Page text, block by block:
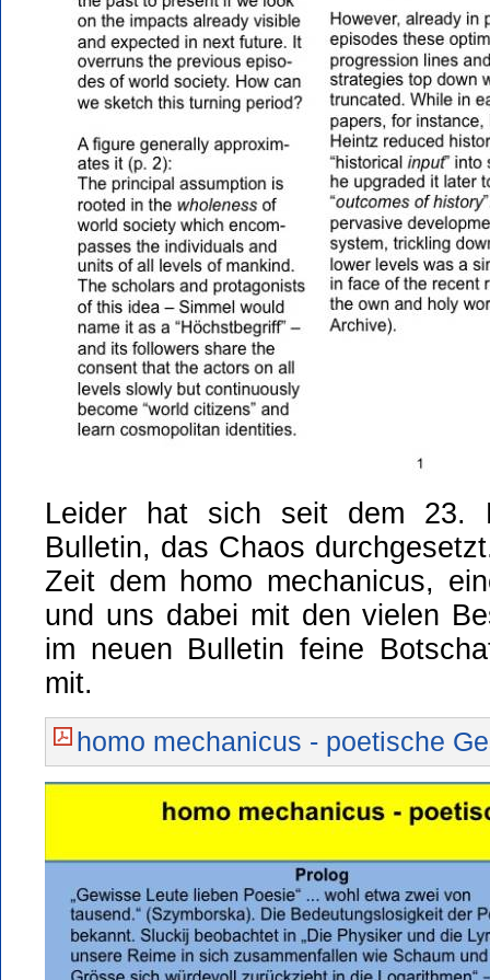
Leider hat sich seit dem 23.
Bulletin, das Chaos
Zeit dem homo mechanicus,
und uns dabei mit den vielen
im neuen Bulletin feine
mit.
homo mechanicus - poetische